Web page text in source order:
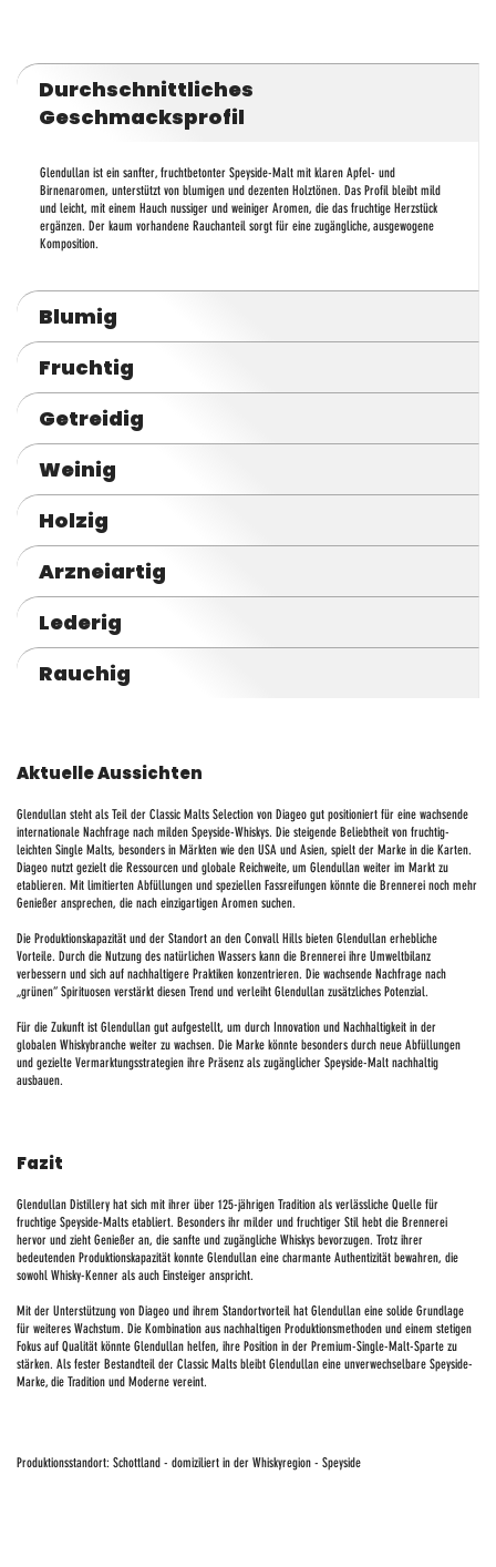
Durchschnittliches
Geschmacksprofil
Glendullan ist ein sanfter, fruchtbetonter Speyside-Malt mit klaren Apfel- und
Birnenaromen, unterstützt von blumigen und dezenten Holztönen. Das Profil bleibt mild
und leicht, mit einem Hauch nussiger und weiniger Aromen, die das fruchtige Herzstück
ergänzen. Der kaum vorhandene Rauchanteil sorgt für eine zugängliche, ausgewogene
Komposition.
Blumig
Fruchtig
Getreidig
Weinig
Holzig
Arzneiartig
Lederig
Rauchig
Aktuelle Aussichten
Glendullan steht als Teil der Classic Malts Selection von Diageo gut positioniert für eine wachsende
internationale Nachfrage nach milden Speyside-Whiskys. Die steigende Beliebtheit von fruchtig-
leichten Single Malts, besonders in Märkten wie den USA und Asien, spielt der Marke in die Karten.
Diageo nutzt gezielt die Ressourcen und globale Reichweite, um Glendullan weiter im Markt zu
etablieren. Mit limitierten Abfüllungen und speziellen Fassreifungen könnte die Brennerei noch mehr
Genießer ansprechen, die nach einzigartigen Aromen suchen.
Die Produktionskapazität und der Standort an den Convall Hills bieten Glendullan erhebliche
Vorteile. Durch die Nutzung des natürlichen Wassers kann die Brennerei ihre Umweltbilanz
verbessern und sich auf nachhaltigere Praktiken konzentrieren. Die wachsende Nachfrage nach
„grünen“ Spirituosen verstärkt diesen Trend und verleiht Glendullan zusätzliches Potenzial.
Für die Zukunft ist Glendullan gut aufgestellt, um durch Innovation und Nachhaltigkeit in der
globalen Whiskybranche weiter zu wachsen. Die Marke könnte besonders durch neue Abfüllungen
und gezielte Vermarktungsstrategien ihre Präsenz als zugänglicher Speyside-Malt nachhaltig
ausbauen.
Fazit
Glendullan Distillery hat sich mit ihrer über 125-jährigen Tradition als verlässliche Quelle für
fruchtige Speyside-Malts etabliert. Besonders ihr milder und fruchtiger Stil hebt die Brennerei
hervor und zieht Genießer an, die sanfte und zugängliche Whiskys bevorzugen. Trotz ihrer
bedeutenden Produktionskapazität konnte Glendullan eine charmante Authentizität bewahren, die
sowohl Whisky-Kenner als auch Einsteiger anspricht.
Mit der Unterstützung von Diageo und ihrem Standortvorteil hat Glendullan eine solide Grundlage
für weiteres Wachstum. Die Kombination aus nachhaltigen Produktionsmethoden und einem stetigen
Fokus auf Qualität könnte Glendullan helfen, ihre Position in der Premium-Single-Malt-Sparte zu
stärken. Als fester Bestandteil der Classic Malts bleibt Glendullan eine unverwechselbare Speyside-
Marke, die Tradition und Moderne vereint.
Produktionsstandort: Schottland - domiziliert in der Whiskyregion - Speyside